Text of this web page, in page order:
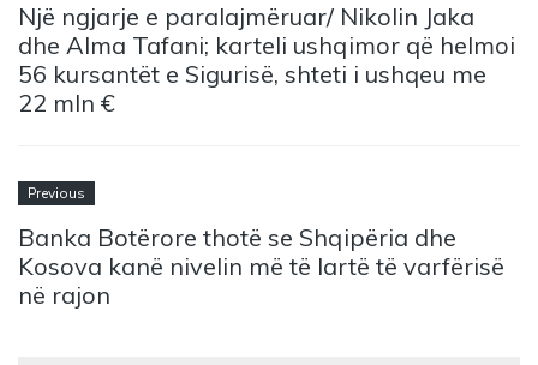
Një ngjarje e paralajmëruar/ Nikolin Jaka
dhe Alma Tafani; karteli ushqimor që helmoi
56 kursantët e Sigurisë, shteti i ushqeu me
22 mln €
Previous
Banka Botërore thotë se Shqipëria dhe
Kosova kanë nivelin më të lartë të varfërisë
në rajon